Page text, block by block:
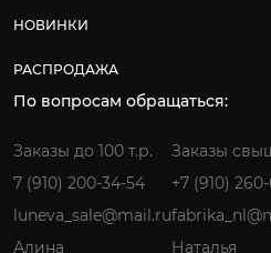
НОВИНКИ
РАСПРОДАЖА
По вопросам обращаться:
Заказы до 100 т.р.
7 (910) 200-34-54
luneva_sale@mail.ru
Алина
Заказы
+7 (910)
Наталья